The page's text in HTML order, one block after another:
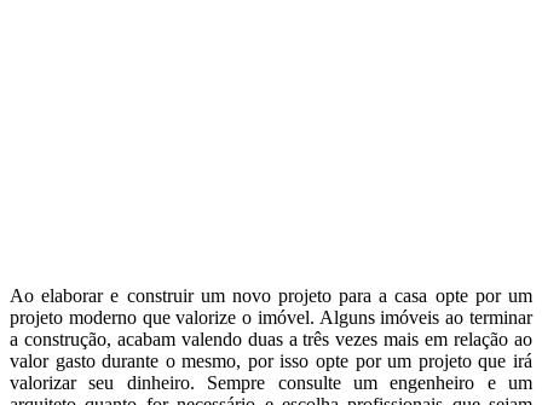
Ao elaborar e construir um novo projeto para a casa opte por um
projeto moderno que valorize o imóvel. Alguns imóveis ao terminar
a construção, acabam valendo duas a três vezes mais em relação ao
valor gasto durante o mesmo, por isso opte por um projeto que irá
valorizar seu dinheiro. Sempre consulte um engenheiro e um